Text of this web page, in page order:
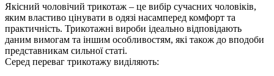
Якісний чоловічий трикотаж – це вибір сучасних чоловіків,
яким властиво цінувати в одязі насамперед комфорт та
практичність. Трикотажні вироби ідеально відповідають
даним вимогам та іншим особливостям, які також до вподоби
представникам сильної статі.
Серед переваг трикотажу виділяють: